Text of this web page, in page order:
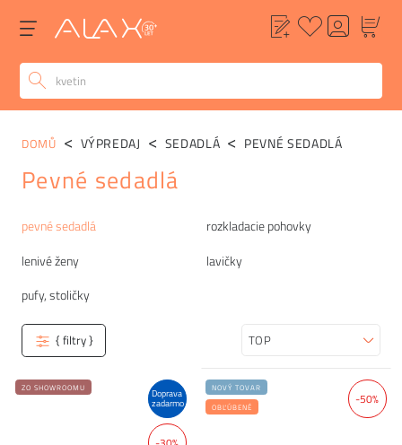
Kategórie
pevné sedadlá
rozkladacie pohovky
lenivé ženy
lavičky
pufy, stoličky
DOMŮ VÝPREDAJ SEDADLÁ PEVNÉ SEDADLÁ
Pevné sedadlá
{ filtry } Zoradiť
Doprava
zadarmo
ZO SHOWROOMU
-50%
NOVÝ TOVAR
OBĽÚBENÉ